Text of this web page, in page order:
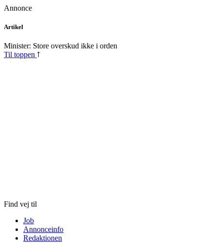
Annonce
Skip
content
Artikel
Minister: Store overskud ikke i orden
Til toppen
Find vej til
Job
Annonceinfo
Redaktionen